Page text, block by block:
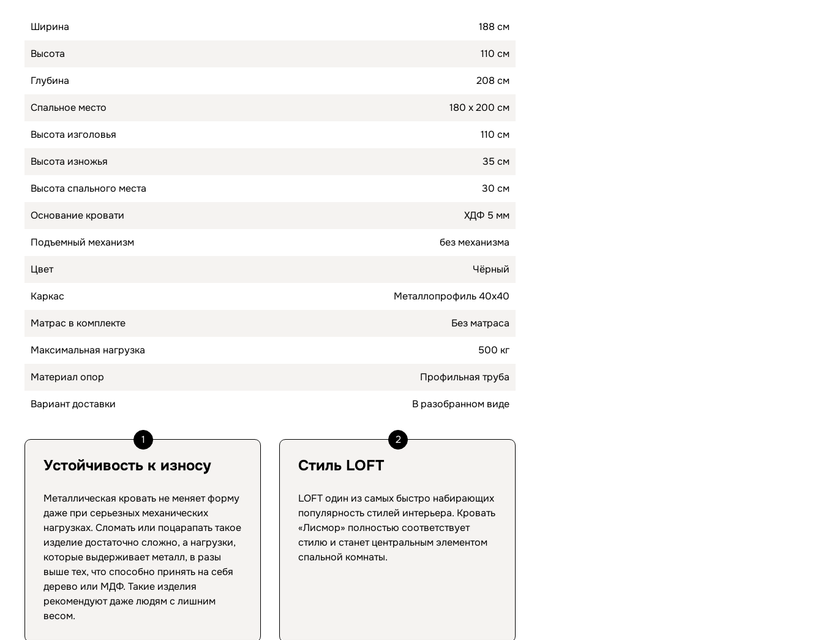
Ширина 188 см
Высота 110 см
Глубина 208 см
Спальное место 180 х 200 см
Высота изголовья 110 см
Высота изножья 35 см
Высота спального места 30 см
Основание кровати ХДФ 5 мм
Подъемный механизм без механизма
Цвет Чёрный
Каркас Металлопрофиль 40х40
Матрас в комплекте Без матраса
Максимальная нагрузка 500 кг
Материал опор Профильная труба
Вариант доставки В разобранном виде
1
Устойчивость к износу
Металлическая кровать не меняет форму
даже при серьезных механических
нагрузках. Сломать или поцарапать такое
изделие достаточно сложно, а нагрузки,
которые выдерживает металл, в разы
выше тех, что способно принять на себя
дерево или МДФ. Такие изделия
рекомендуют даже людям с лишним
весом.
2
Стиль LOFT
LOFT один из самых быстро набирающих
популярность стилей интерьера. Кровать
«Лисмор» полностью соответствует
стилю и станет центральным элементом
спальной комнаты.